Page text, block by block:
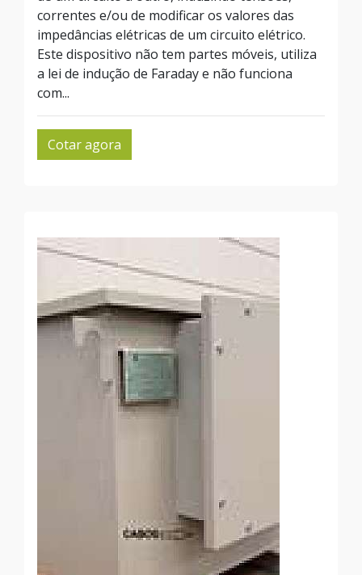
correntes e/ou de modificar os valores das
impedâncias elétricas de um circuito elétrico.
Este dispositivo não tem partes móveis, utiliza
a lei de indução de Faraday e não funciona
com...
Cotar agora